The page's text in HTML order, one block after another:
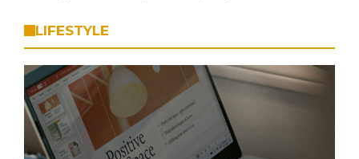
LIFESTYLE